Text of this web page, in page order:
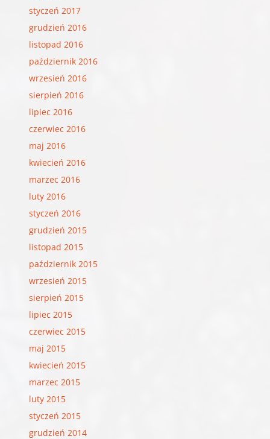
styczeń 2017
grudzień 2016
listopad 2016
październik 2016
wrzesień 2016
sierpień 2016
lipiec 2016
czerwiec 2016
maj 2016
kwiecień 2016
marzec 2016
luty 2016
styczeń 2016
grudzień 2015
listopad 2015
październik 2015
wrzesień 2015
sierpień 2015
lipiec 2015
czerwiec 2015
maj 2015
kwiecień 2015
marzec 2015
luty 2015
styczeń 2015
grudzień 2014